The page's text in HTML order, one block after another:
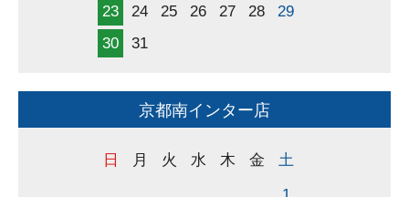
何卒ご理解ご協力の程よろしくお願い致します。
・4
土曜日
●京都南インター店
23
24 25 26 27 28
29
30
31
京都南インター店
日 月 火 水 木 金 土